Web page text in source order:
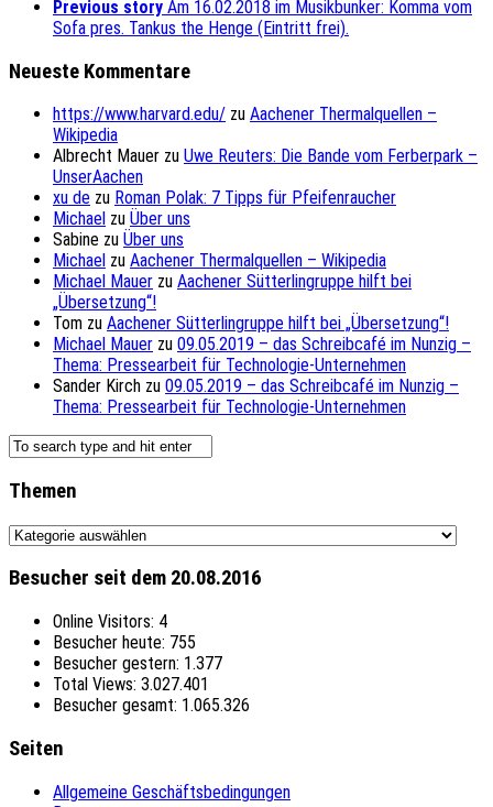
Previous story Am 16.02.2018 im Musikbunker: Komma vom
Sofa pres. Tankus the Henge (Eintritt frei).
Neueste Kommentare
https://www.harvard.edu/ zu Aachener Thermalquellen –
Wikipedia
Albrecht Mauer zu Uwe Reuters: Die Bande vom Ferberpark –
UnserAachen
xu de zu Roman Polak: 7 Tipps für Pfeifenraucher
Michael zu Über uns
Sabine zu Über uns
Michael zu Aachener Thermalquellen – Wikipedia
Michael Mauer zu Aachener Sütterlingruppe hilft bei
„Übersetzung“!
Tom zu Aachener Sütterlingruppe hilft bei „Übersetzung“!
Michael Mauer zu 09.05.2019 – das Schreibcafé im Nunzig –
Thema: Pressearbeit für Technologie-Unternehmen
Sander Kirch zu 09.05.2019 – das Schreibcafé im Nunzig –
Thema: Pressearbeit für Technologie-Unternehmen
Themen
Themen
Besucher seit dem 20.08.2016
Online Visitors: 4
Besucher heute: 755
Besucher gestern: 1.377
Total Views: 3.027.401
Besucher gesamt: 1.065.326
Seiten
Allgemeine Geschäftsbedingungen